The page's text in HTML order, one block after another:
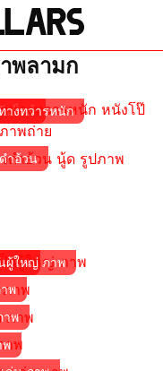
พลามก
เซ็กส์
างทวารหนัก
ำอ้วน
ภาพ
ผู้ใหญ่ ภาพ
พ
าพ
พ